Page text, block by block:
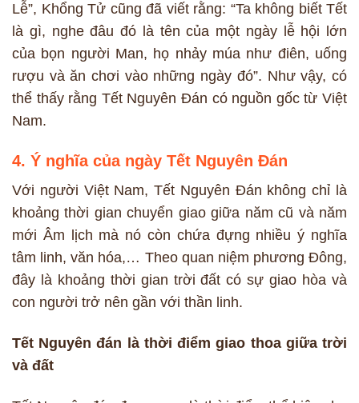
Lễ”, Khổng Tử cũng đã viết rằng: “Ta không biết Tết
là gì, nghe đâu đó là tên của một ngày lễ hội lớn
của bọn người Man, họ nhảy múa như điên, uống
rượu và ăn chơi vào những ngày đó”. Như vậy, có
thể thấy rằng Tết Nguyên Đán có nguồn gốc từ Việt
Nam.
4. Ý nghĩa của ngày Tết Nguyên Đán
Với người Việt Nam, Tết Nguyên Đán không chỉ là
khoảng thời gian chuyển giao giữa năm cũ và năm
mới Âm lịch mà nó còn chứa đựng nhiều ý nghĩa
tâm linh, văn hóa,… Theo quan niệm phương Đông,
đây là khoảng thời gian trời đất có sự giao hòa và
con người trở nên gần với thần linh.
Tết Nguyên đán là thời điểm giao thoa giữa trời
và đất